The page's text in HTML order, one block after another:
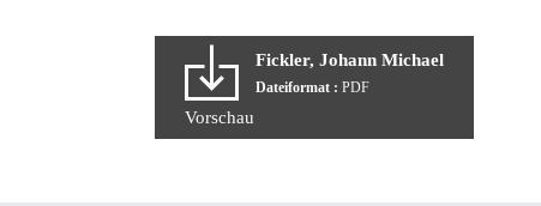
Fickler, Johann Michael
Dateiformat : PDF
Vorschau